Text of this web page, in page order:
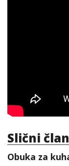
Slični
Obuka za